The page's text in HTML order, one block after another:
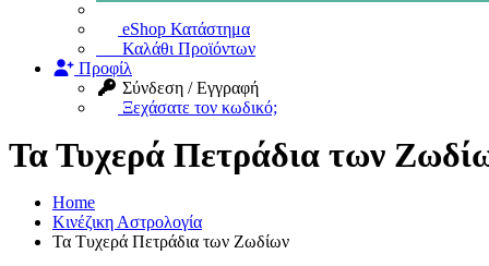
eShop Κατάστημα
Καλάθι Προϊόντων
Προφίλ
Σύνδεση / Εγγραφή
Ξεχάσατε τον κωδικό;
Τα Τυχερά Πετράδια των
Home
Κινέζικη Αστρολογία
Τα Τυχερά Πετράδια των Ζωδίων